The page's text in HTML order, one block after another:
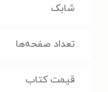
شابک
تعداد صفحه‌ها
قیمت کتاب